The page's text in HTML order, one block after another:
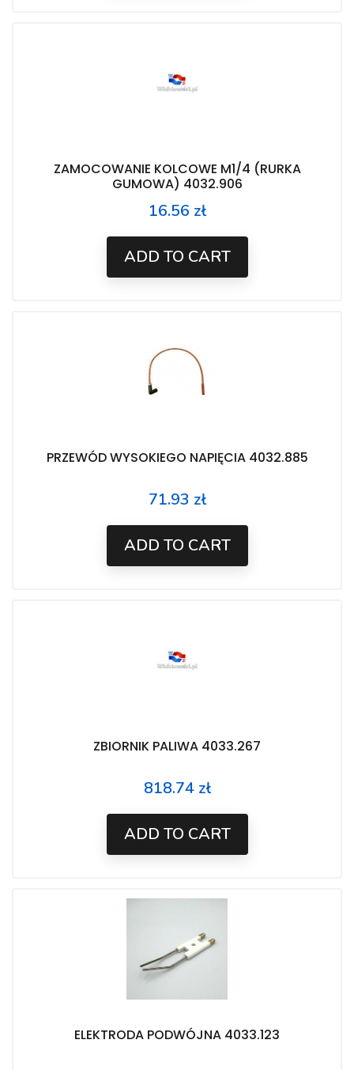
ZAMOCOWANIE KOLCOWE M1/4 (RURKA
GUMOWA) 4032.906
Price
16.56 zł
ADD TO CART
PRZEWÓD WYSOKIEGO NAPIĘCIA 4032.885
Price
71.93 zł
ADD TO CART
ZBIORNIK PALIWA 4033.267
Price
818.74 zł
ADD TO CART
ELEKTRODA PODWÓJNA 4033.123